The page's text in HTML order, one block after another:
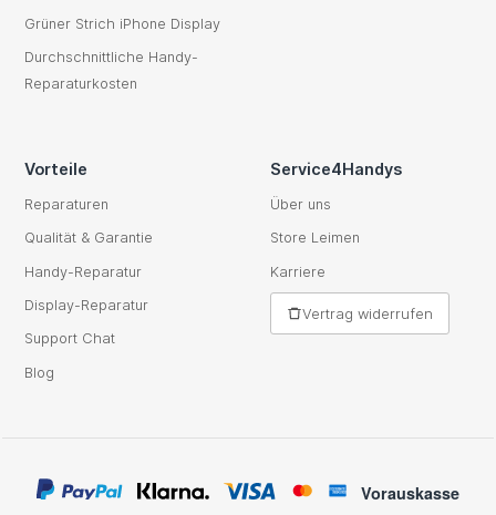
Grüner Strich iPhone Display
Durchschnittliche Handy-
Reparaturkosten
Vorteile
Reparaturen
Qualität & Garantie
Handy-Reparatur
Display-Reparatur
Support Chat
Blog
Service4Handys
Über uns
Store Leimen
Karriere
Vertrag widerrufen
Vorauskasse